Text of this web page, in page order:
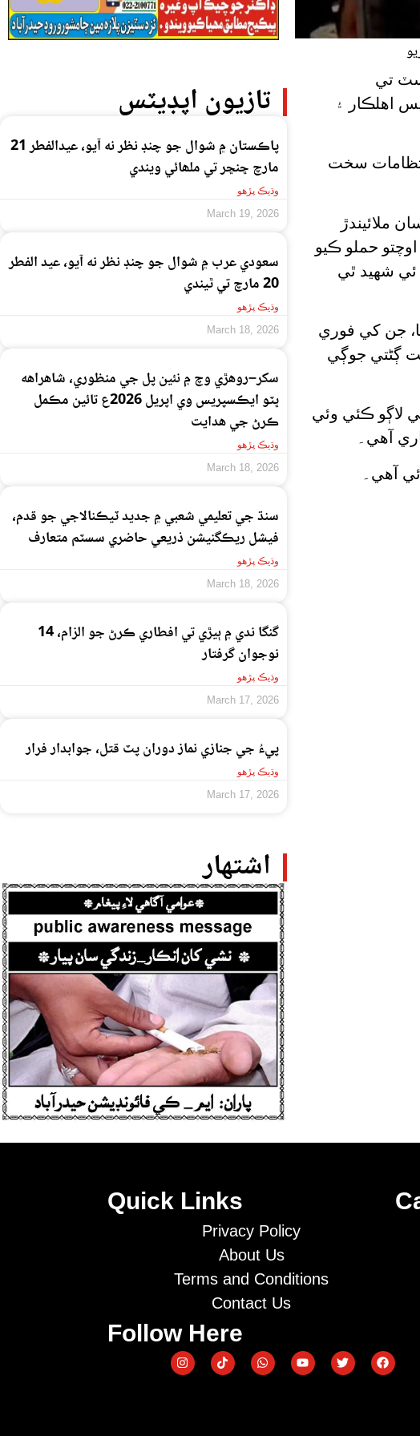
تازيون اپڊيٽس
پاڪستان ۾ شوال جو چنڊ نظر نه آيو، عيدالفطر 21
مارچ ڇنڇر تي ملھائي ويندي
وڌيڪ پڙهو
March 19, 2026
سعودي عرب ۾ شوال جو چنڊ نظر نه آيو، عيد الفطر
20 مارچ تي ٿيندي
وڌيڪ پڙهو
March 18, 2026
سکر–روهڙي وچ ۾ نئين پل جي منظوري، شاهراهه
ڀٽو ايڪسپريس وي اپريل 2026ع تائين مڪمل
ڪرڻ جي هدايت
وڌيڪ پڙهو
March 18, 2026
سنڌ جي تعليمي شعبي ۾ جديد ٽيڪنالاجي جو قدم،
فيشل ريڪگنيشن ذريعي حاضري سسٽم متعارف
وڌيڪ پڙهو
March 18, 2026
گنگا ندي ۾ ٻيڙي تي افطاري ڪرڻ جو الزام، 14
نوجوان گرفتار
وڌيڪ پڙهو
March 17, 2026
پيءُ جي جنازي نماز دوران پٽ قتل، جوابدار فرار
وڌيڪ پڙهو
March 17, 2026
اشتهار
تي
اهلڪار ۽
سخت
ملائيندڙ
حملو ڪيو
ئي شهيد ٿي
جن کي فوري
ڳڻتي جوڳي
لاڳو ڪئي وئي
آهي۔
آهي۔
Quick Links
Privacy Policy
About Us
Terms and Conditions
Contact Us
Follow Here